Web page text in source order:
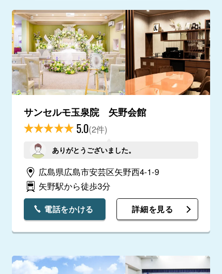
サンセルモ玉泉院 矢野会館
5.0(2件)
ありがとうございました。
広島県広島市安芸区矢野西4-1-9
矢野駅から徒歩3分
電話をかける 詳細を見る